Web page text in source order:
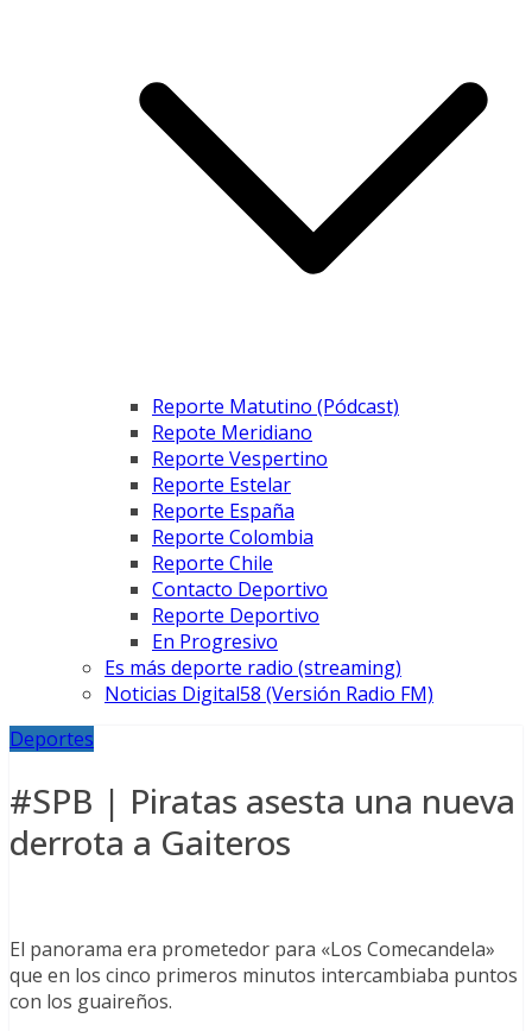
Reporte Matutino (Pódcast)
Repote Meridiano
Reporte Vespertino
Reporte Estelar
Reporte España
Reporte Colombia
Reporte Chile
Contacto Deportivo
Reporte Deportivo
En Progresivo
Es más deporte radio (streaming)
Noticias Digital58 (Versión Radio FM)
Deportes
#SPB | Piratas asesta una nueva
derrota a Gaiteros
El panorama era prometedor para «Los Comecandela»
que en los cinco primeros minutos intercambiaba puntos
con los guaireños.